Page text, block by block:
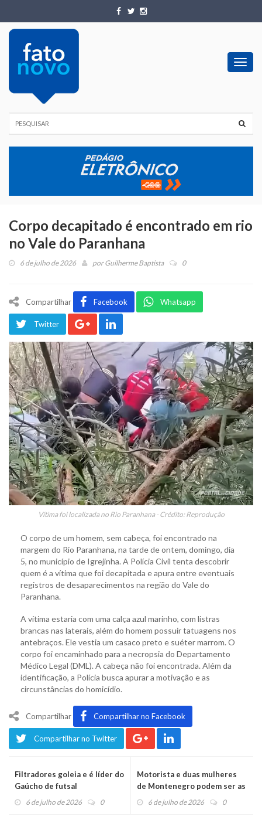
Corpo decapitado é encontrado em rio
no Vale do Paranhana
6 de julho de 2026 porGuilherme Baptista 0
Compartilhar Facebook Whatsapp
Twitter
Vítima foi localizada no Rio Paranhana - Crédito: Reprodução
O corpo de um homem, sem cabeça, foi encontrado na
margem do Rio Paranhana, na tarde de ontem, domingo, dia
5, no município de Igrejinha. A Polícia Civil tenta descobrir
quem é a vítima que foi decapitada e apura entre eventuais
registros de desaparecimentos na região do Vale do
Paranhana.
A vítima estaria com uma calça azul marinho, com listras
brancas nas laterais, além do homem possuir tatuagens nos
antebraços. Ele vestia um casaco preto e suéter marrom. O
corpo foi encaminhado para a necropsia do Departamento
Médico Legal (DML). A cabeça não foi encontrada. Além da
identificação, a Polícia busca apurar a motivação e as
circunstâncias do homicídio.
Compartilhar Compartilhar no Facebook
Compartilhar no Twitter
Filtradores goleia e é líder do
Gaúcho de futsal
6 de julho de 2026 0
Motorista e duas mulheres
de Montenegro podem ser as
vítimas do triplo homicídio
6 de julho de 2026 0